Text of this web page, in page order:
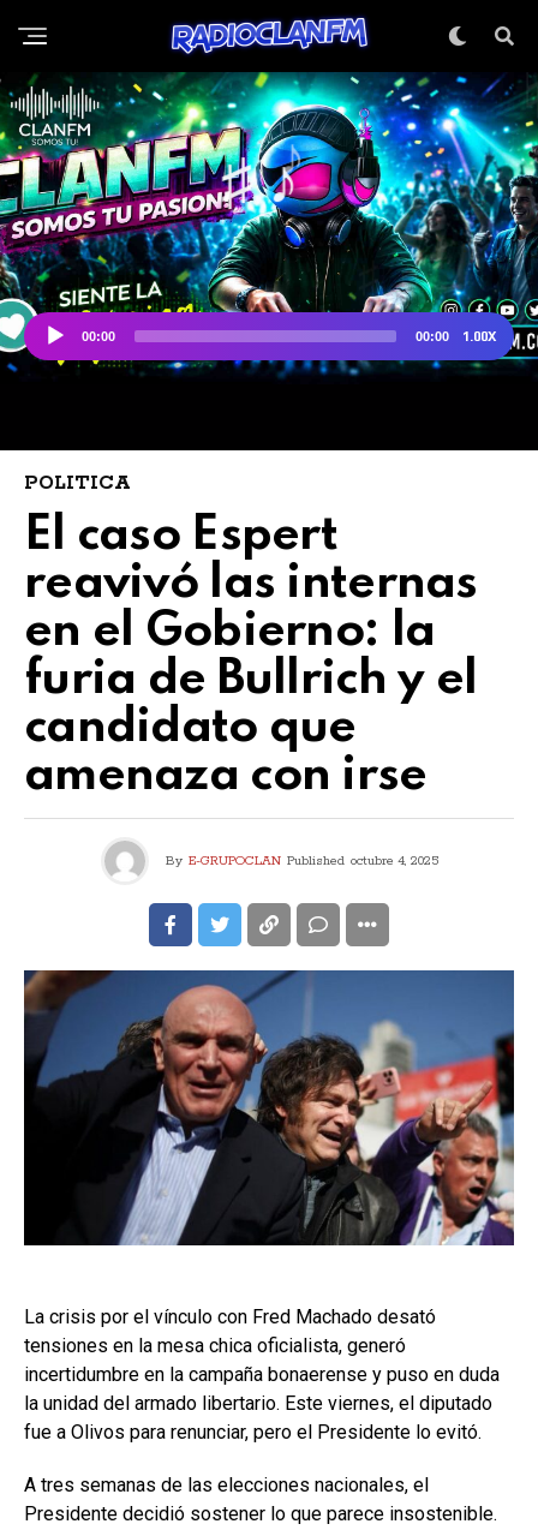
POLITICA
El caso Espert
reavivó las internas
en el Gobierno: la
furia de Bullrich y el
candidato que
amenaza con irse
By E-GRUPOCLAN Published octubre 4, 2025
La crisis por el vínculo con Fred Machado desató
tensiones en la mesa chica oficialista, generó
incertidumbre en la campaña bonaerense y puso en duda
la unidad del armado libertario. Este viernes, el diputado
fue a Olivos para renunciar, pero el Presidente lo evitó.
A tres semanas de las elecciones nacionales, el
Presidente decidió sostener lo que parece insostenible.